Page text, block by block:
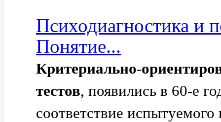
Психодиагностика и
Понятие...
Критериально-
тестов, появились в 60-е
соответствие